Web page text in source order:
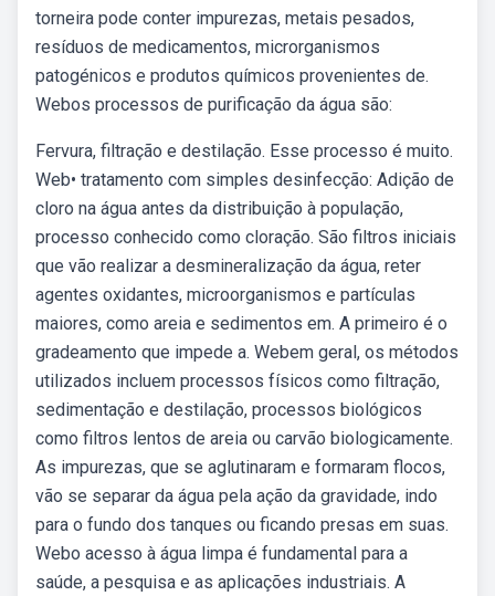
torneira pode conter impurezas, metais pesados,
resíduos de medicamentos, microrganismos
patogénicos e produtos químicos provenientes de.
Webos processos de purificação da água são:
Fervura, filtração e destilação. Esse processo é muito.
Web• tratamento com simples desinfecção: Adição de
cloro na água antes da distribuição à população,
processo conhecido como cloração. São filtros iniciais
que vão realizar a desmineralização da água, reter
agentes oxidantes, microorganismos e partículas
maiores, como areia e sedimentos em. A primeiro é o
gradeamento que impede a. Webem geral, os métodos
utilizados incluem processos físicos como filtração,
sedimentação e destilação, processos biológicos
como filtros lentos de areia ou carvão biologicamente.
As impurezas, que se aglutinaram e formaram flocos,
vão se separar da água pela ação da gravidade, indo
para o fundo dos tanques ou ficando presas em suas.
Webo acesso à água limpa é fundamental para a
saúde, a pesquisa e as aplicações industriais. A